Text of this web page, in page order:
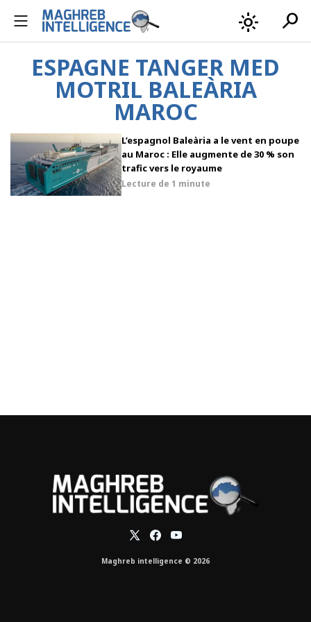
light_mode search
ESPAGNE TANGER MED
MOTRIL BALEÀRIA
MAROC
L’espagnol Baleària a le vent en poupe
au Maroc : Elle augmente de 30 % son
trafic vers le royaume
Lecture de 1 minute
Maghreb intelligence © 2026